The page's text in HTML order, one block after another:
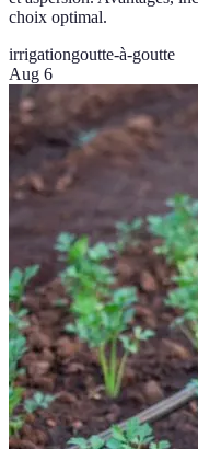
choix optimal.
irrigationgoutte-à-goutte
Aug 6